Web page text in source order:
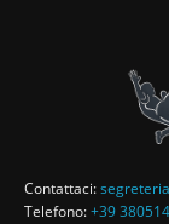
Contattaci:
Telefono:+39